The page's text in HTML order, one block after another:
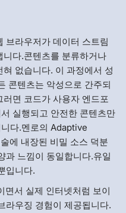
브라우저가 데이터 스트림
다.콘텐츠를 분류하거나
없습니다. 이 과정에서 성
콘텐츠는 악성으로 간주되
면 코드가 사용자 엔드포
실행되고 안전한 콘텐츠만
다.멘로의 Adaptive
에 내장된 비밀 소스 덕분
과 느낌이 동일합니다.유일
입니다.
면서 실제 인터넷처럼 보이
라우징 경험이 제공됩니다.